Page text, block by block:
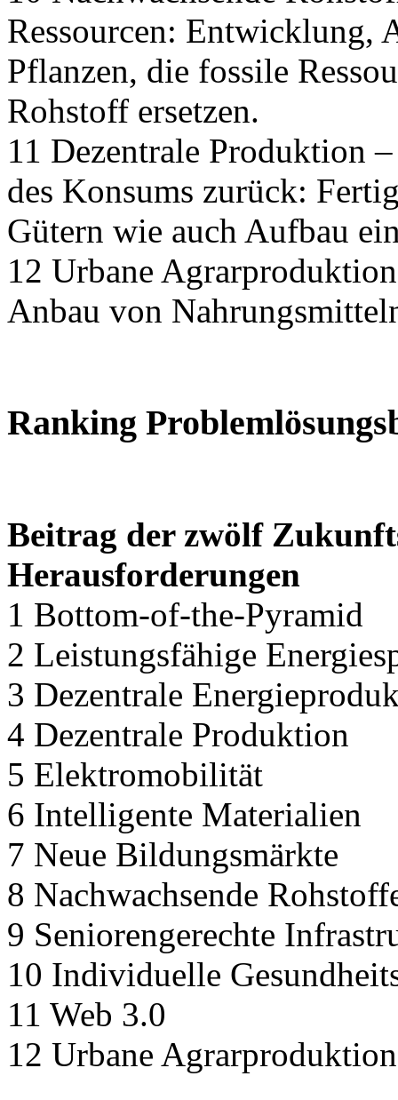
Ressourcen: Entwicklung,
Pflanzen, die fossile
Rohstoff ersetzen.
11 Dezentrale Produktion
des Konsums zurück:
Gütern wie auch Aufbau
12 Urbane
Anbau von
Ranking
Beitrag der zwölf
Herausforderungen
1 Bottom-of-the-Pyramid
2 Leistungsfähige
3 Dezentrale
4 Dezentrale Produktion
5 Elektromobilität
6 Intelligente Materialien
7 Neue Bildungsmärkte
8 Nachwachsende
9 Seniorengerechte
10 Individuelle
11 Web 3.0
12 Urbane Agrarproduktion